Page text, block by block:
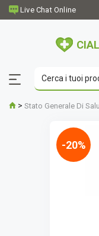
> Stato Generale Di
-20%